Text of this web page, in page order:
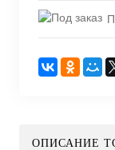
ОПИСАНИЕ